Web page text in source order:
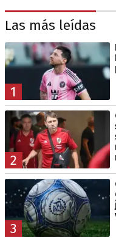
Las más leídas
1
2
3